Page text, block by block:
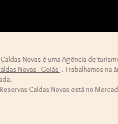
Novas é uma Agência de
Novas - Goiás . Trabalhamos na
Caldas Novas está no